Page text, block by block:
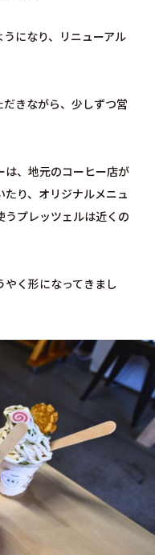
になり、リニューアル
だきながら、少しずつ営
は、地元のコーヒー店が
り、オリジナルメニュ
プレッツェルは近くの
く形になってきまし